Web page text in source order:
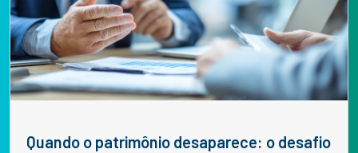
Quando o patrimônio desaparece: o desafio